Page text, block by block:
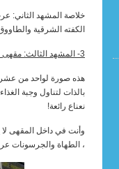
خلاصة المشهد الثاني:
الكفته الشرقية
3- المشهد الثالث: مقهى شعبي
هذه صورة لواحد من
بالذات لتناول وجبة
نعناع رائعة!
وأنت في داخل المقهى
، الطهاة والجرسونات